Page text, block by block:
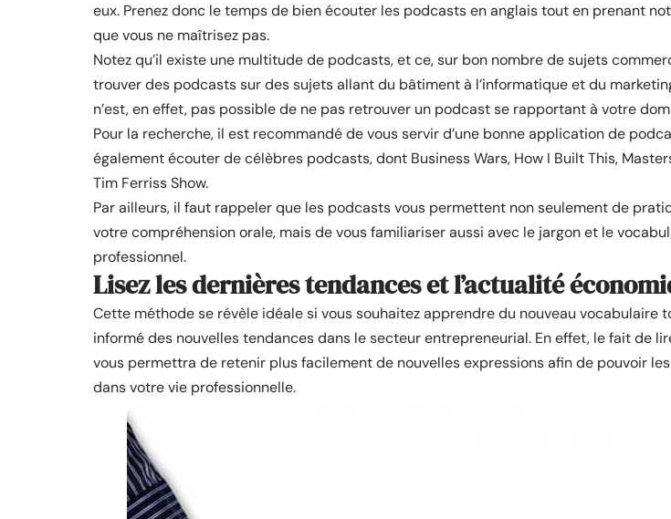
eux. Prenez donc le temps de bien écouter les podcasts en anglais tout en prenant
que vous ne maîtrisez pas.
Notez qu’il existe une multitude de podcasts, et ce, sur bon nombre de sujets
trouver des podcasts sur des sujets allant du bâtiment à l’informatique et du
n’est, en effet, pas possible de ne pas retrouver un podcast se rapportant à votre
Pour la recherche, il est recommandé de vous servir d’une bonne application de
également écouter de célèbres podcasts, dont Business Wars, How I Built This,
Tim Ferriss Show.
Par ailleurs, il faut rappeler que les podcasts vous permettent non seulement de
votre compréhension orale, mais de vous familiariser aussi avec le jargon et le
professionnel.
Lisez les dernières tendances et l’actualité
Cette méthode se révèle idéale si vous souhaitez apprendre du nouveau vocabulaire
informé des nouvelles tendances dans le secteur entrepreneurial. En effet, le fait de
vous permettra de retenir plus facilement de nouvelles expressions afin de pouvoir
dans votre vie professionnelle.